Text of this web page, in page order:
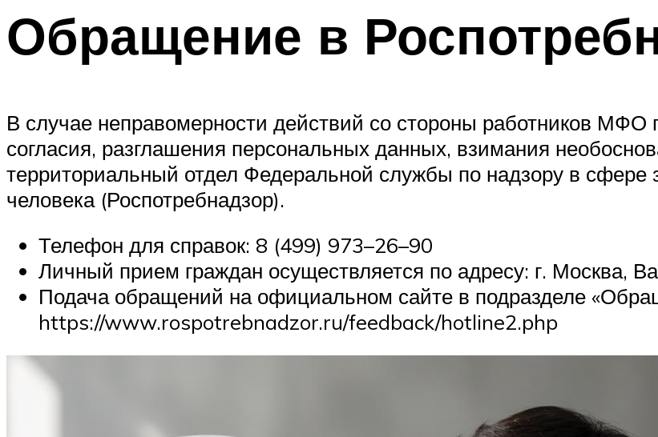
Обращение в
В случае неправомерности действий со стороны работников МФО
согласия, разглашения персональных данных, взимания
территориальный отдел Федеральной службы по надзору в сфере
человека (Роспотребнадзор).
Телефон для справок: 8 (499) 973–26–90
Личный прием граждан осуществляется по адресу: г. Москва,
Подача обращений на официальном сайте в подразделе
https://www.rospotrebnadzor.ru/feedback/hotline2.php